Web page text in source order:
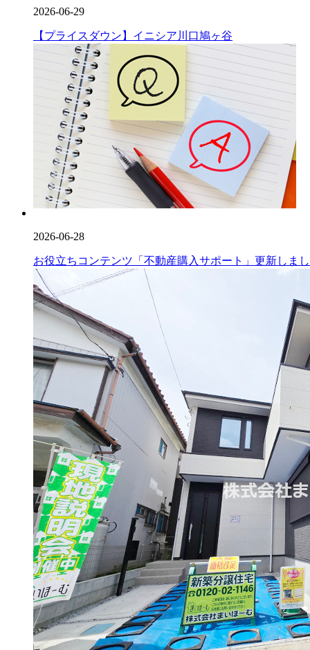
2026-06-29
【プライスダウン】イニシア川口鳩ヶ谷
2026-06-28
お役立ちコンテンツ「不動産購入サポート」更新しま